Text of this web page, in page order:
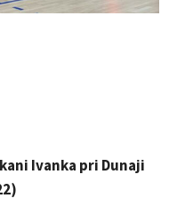
Ivanka pri Dunaji